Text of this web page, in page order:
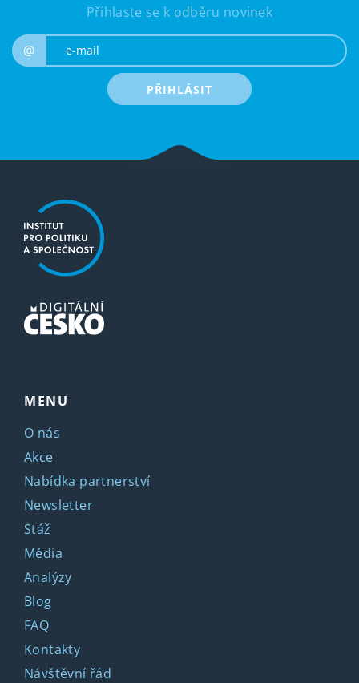
Přihlaste se k odběru novinek
@
PŘIHLÁSIT
MENU
O nás
Akce
Nabídka partnerství
Newsletter
Stáž
Média
Analýzy
Blog
FAQ
Kontakty
Návštěvní řád